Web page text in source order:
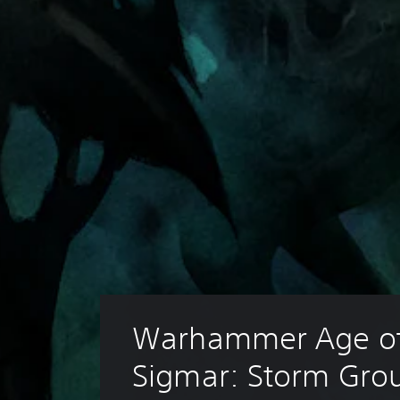
Warhammer Age
Sigmar: Storm